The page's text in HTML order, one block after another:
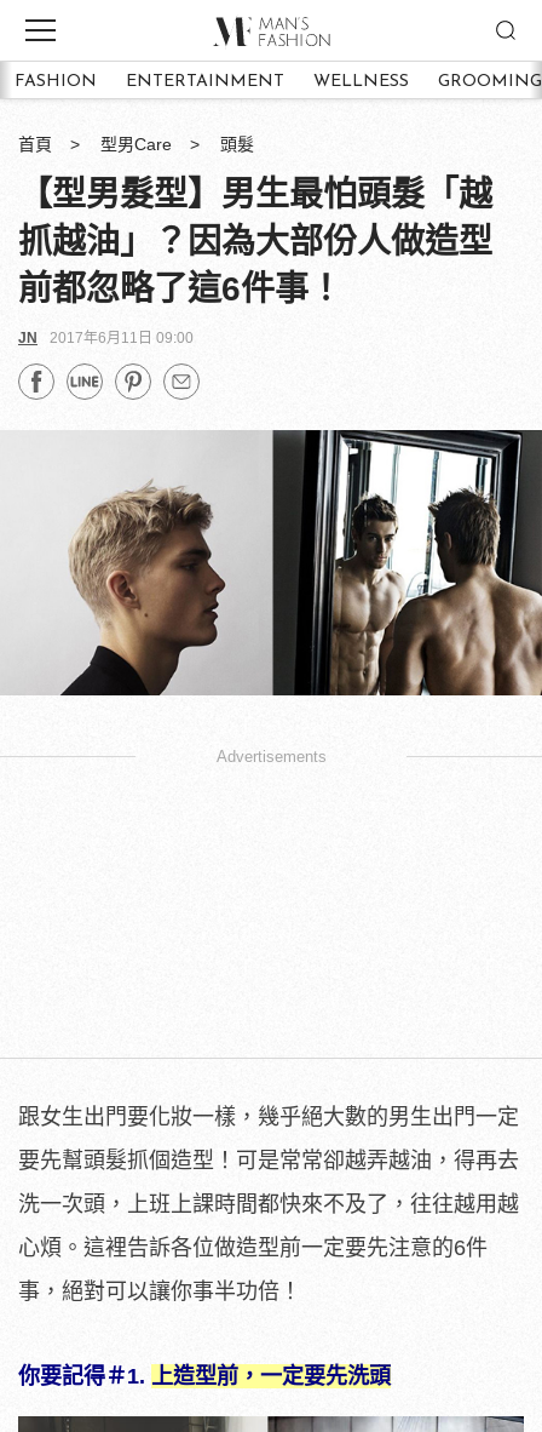
FASHION ENTERTAINMENT WELLNESS GROOMING
首頁 型男Care 頭髮
【型男髮型】男生最怕頭髮「越
抓越油」？因為大部份人做造型
前都忽略了這6件事！
JN 2017年6月11日 09:00
Advertisements
跟女生出門要化妝一樣，幾乎絕大數的男生出門一定
要先幫頭髮抓個造型！可是常常卻越弄越油，得再去
洗一次頭，上班上課時間都快來不及了，往往越用越
心煩。這裡告訴各位做造型前一定要先注意的6件
事，絕對可以讓你事半功倍！
你要記得＃1. 上造型前，一定要先洗頭